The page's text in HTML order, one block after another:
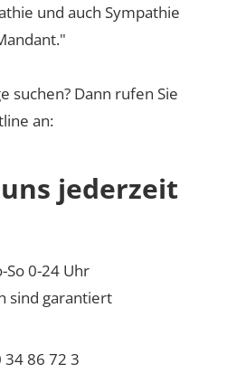
und auch Sympathie
suchen? Dann rufen Sie
an:
jederzeit
So 0-24 Uhr
sind garantiert
34 86 72 3